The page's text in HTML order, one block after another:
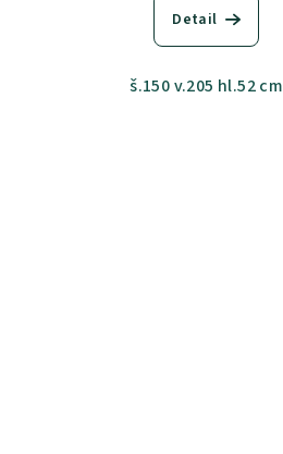
Detail
š.150 v.205 hl.52 cm